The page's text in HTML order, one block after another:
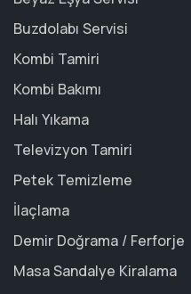
Buzdolabı Servisi
Kombi Tamiri
Kombi Bakımı
Halı Yıkama
Televizyon Tamiri
Petek Temizleme
İlaçlama
Demir Doğrama / Ferforje
Masa Sandalye Kiralama